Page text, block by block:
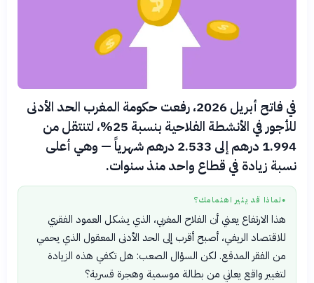
في فاتح أبريل 2026، رفعت حكومة المغرب الحد الأدنى
للأجور في الأنشطة الفلاحية بنسبة 25%، لتنتقل من
1.994 درهم إلى 2.533 درهم شهرياً — وهي أعلى
نسبة زيادة في قطاع واحد منذ سنوات.
● لماذا قد يثير اهتمامك؟
هذا الارتفاع يعني أن الفلاح المغربي، الذي يشكل العمود الفقري
للاقتصاد الريفي، أصبح أقرب إلى الحد الأدنى المعقول الذي يحمي
من الفقر المدقع. لكن السؤال الصعب: هل تكفي هذه الزيادة
لتغيير واقع يعاني من بطالة موسمية وهجرة قسرية؟